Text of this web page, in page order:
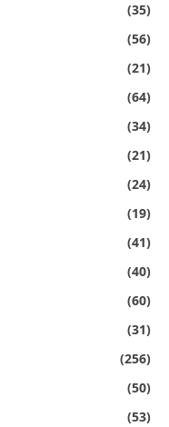
(35)
(56)
(21)
(64)
(34)
(21)
(24)
(19)
(41)
(40)
(60)
(31)
(256)
(50)
(53)